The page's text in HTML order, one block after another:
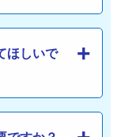
ほしいで